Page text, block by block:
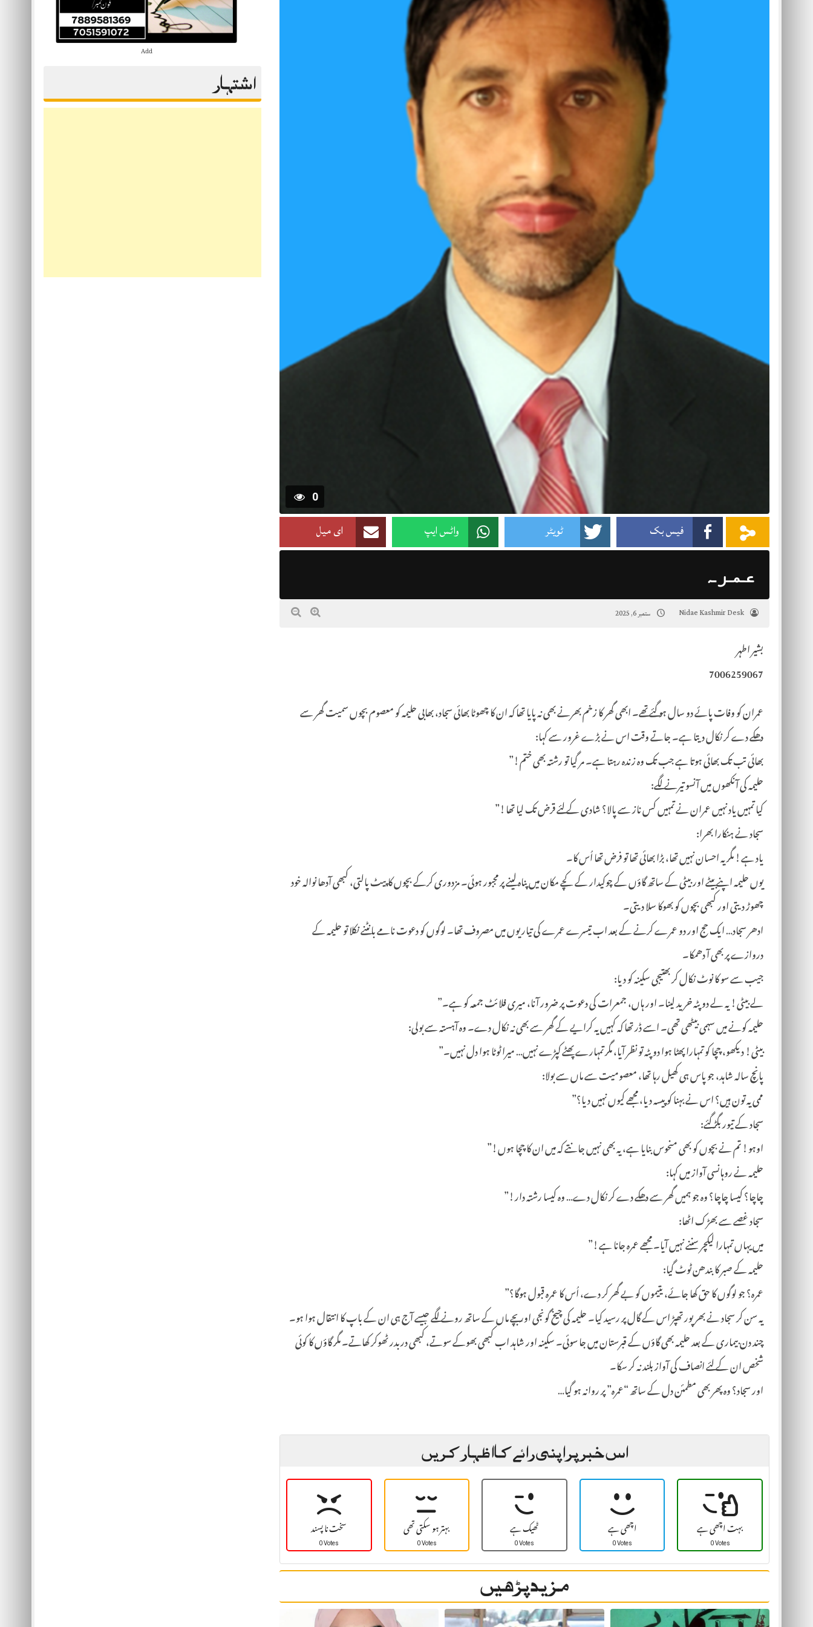
Add
اشتہار
0
فیس بک ٹویٹر واٹس ایپ ای میل
عمرہ
Nidae Kashmir Desk ستمبر 6, 2025
بشیر اطہر
7006259067
عمران کو وفات پائے دو سال ہو گئے تھے۔ ابھی گھر کا زخم بھرنے بھی نہ پایا تھا کہ ان کا چھوٹا بھائی سجاد، بھابی حلیمہ کو معصوم بچوں سمیت گھر سے
دھکے دے کر نکال دیتا ہے۔ جاتے وقت اس نے بڑے غرور سے کہا:
بھائی تب تک بھائی ہوتا ہے جب تک وہ زندہ رہتا ہے۔ مر گیا تو رشتہ بھی ختم!”
حلیمہ کی آنکھوں میں آنسو تیرنے لگے:
کیا تمہیں یاد نہیں عمران نے تمہیں کس ناز سے پالا؟ شادی کے لئے قرض تک لیا تھا!”
سجاد نے ہنکارا بھرا:
یاد ہے! مگر یہ احسان نہیں تھا، بڑا بھائی تھا تو فرض تھا اُس کا۔
یوں حلیمہ اپنے بیٹے اور بیٹی کے ساتھ گاؤں کے چوکیدار کے کچے مکان میں پناہ لینے پر مجبور ہوئی۔ مزدوری کرکے بچوں کا پیٹ پالتی، کبھی آدھا نوالہ خود
چھوڑ دیتی اور کبھی بچوں کو بھوکا سلا دیتی۔
ادھر سجاد… ایک حج اور دو عمرے کرنے کے بعد اب تیسرے عمرے کی تیاریوں میں مصروف تھا۔ لوگوں کو دعوت نامے بانٹنے نکلا تو حلیمہ کے
دروازے پر بھی آ دھمکا۔
جیب سے سو کا نوٹ نکال کر بھتیجی سکینہ کو دیا:
لے بیٹی! یہ لے دوپٹہ خرید لینا۔ اور ہاں، جمعرات کی دعوت پر ضرور آنا، میری فلائٹ جمعہ کو ہے۔”
حلیمہ کونے میں سہمی بیٹھی تھی۔ اسے ڈر تھا کہ کہیں یہ کرایے کے گھر سے بھی نہ نکال دے۔ وہ آہستہ سے بولی:
بیٹی! دیکھو، چچا کو تمہارا پھٹا ہوا دوپٹہ تو نظر آیا، مگر تمہارے پھٹے کپڑے نہیں… میرا ٹوٹا ہوا دل نہیں۔”
پانچ سالہ شاہد، جو پاس ہی کھیل رہا تھا، معصومیت سے ماں سے بولا:
ممی یہ تون ہیں؟ اس نے بہنا کو پیسہ دیا، مجھے کیوں نہیں دیا؟”
سجاد کے تیور بگڑ گئے:
اوہو! تم نے بچوں کو بھی منحوس بنایا ہے، یہ بھی نہیں جانتے کہ میں ان کا چچا ہوں!”
حلیمہ نے روہانسی آواز میں کہا:
چاچا؟ کیسا چاچا؟ وہ جو ہمیں گھر سے دھکے دے کر نکال دے… وہ کیسا رشتہ دار!”
سجاد غصے سے بھڑک اٹھا:
میں یہاں تمہارا لیکچر سننے نہیں آیا۔ مجھے عمرہ جانا ہے!”
حلیمہ کے صبر کا بندھن ٹوٹ گیا:
عمرہ؟ جو لوگوں کا حق کھا جائے، یتیموں کو بے گھر کر دے، اُس کا عمرہ قبول ہوگا؟”
یہ سن کر سجاد نے بھرپور تھپڑ اس کے گال پر رسید کیا۔ حلیمہ کی چیخ گونجی اور بچے ماں کے ساتھ رونے لگے جیسے آج ہی ان کے باپ کا انتقال ہوا ہو۔
چند دن بیماری کے بعد حلیمہ بھی گاؤں کے قبرستان میں جا سوئی۔ سکینہ اور شاہد اب کبھی بھوکے سوتے، کبھی دربدر ٹھوکر کھاتے۔ مگر گاؤں کا کوئی
شخص ان کے لئے انصاف کی آواز بلند نہ کر سکا۔
اور سجاد؟ وہ پھر بھی مطمئن دل کے ساتھ “عمرہ” پر روانہ ہو گیا…
اس خبر پر اپنی رائے کا اظہار کریں
سخت نا پسند
0 Votes بہتر ہو سکتی تھی
0 Votes ٹھیک ہے
0 Votes اچھی ہے
0 Votes بہت اچھی ہے
0 Votes
مزید پڑھیں